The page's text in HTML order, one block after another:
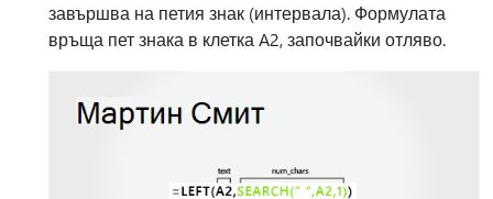
завършва на петия знак (интервала). Формулата
връща пет знака в клетка A2, започвайки отляво.